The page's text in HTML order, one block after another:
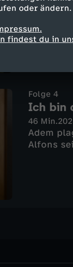
oder ändern.
findest du in
Adem
Folge 4
Ich bin
46 Min.
Adem
Alfons